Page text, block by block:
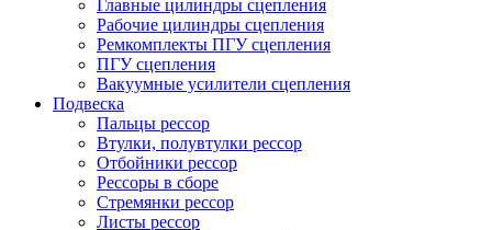
Главные цилиндры сцепления
Рабочие цилиндры сцепления
Ремкомплекты ПГУ сцепления
ПГУ сцепления
Вакуумные усилители сцепления
Подвеска
Пальцы рессор
Втулки, полувтулки рессор
Отбойники рессор
Рессоры в сборе
Стремянки рессор
Листы рессор